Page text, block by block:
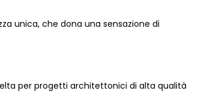
unica, che dona una sensazione di
per progetti architettonici di alta qualità